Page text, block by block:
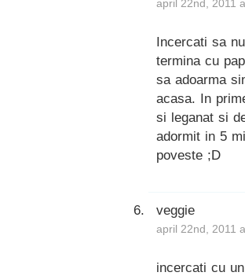
april 22nd, 2011
Incercati sa
termina cu
sa adoarma
acasa. In
si leganat si
adormit in 5
poveste ;D
veggie
april 22nd, 2011
incercati cu